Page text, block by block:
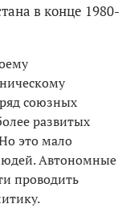
в конце 1980-
союзных
развитых
это мало
Автономные
проводить